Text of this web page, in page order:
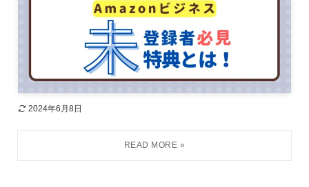
2024年6月8日